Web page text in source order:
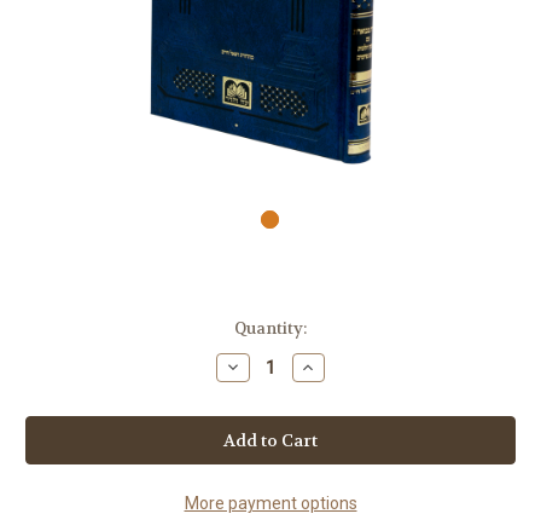
Quantity:
Decrease
Quantity
Haggadah
Shel
Pesach
Mesivta
Edus
Mizrach
Increase
Quantity
Haggadah
Shel
Pesach
Mesivta
Edus
Mizrach
More payment options